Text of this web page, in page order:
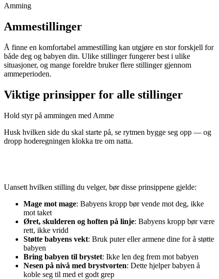
Amming
Ammestillinger
Å finne en komfortabel ammestilling kan utgjøre en stor forskjell for
både deg og babyen din. Ulike stillinger fungerer best i ulike
situasjoner, og mange foreldre bruker flere stillinger gjennom
ammeperioden.
Viktige prinsipper for alle stillinger
Hold styr på ammingen med Amme
Husk hvilken side du skal starte på, se rytmen bygge seg opp — og
dropp hoderegningen klokka tre om natta.
Uansett hvilken stilling du velger, bør disse prinsippene gjelde:
Mage mot mage: Babyens kropp bør vende mot deg, ikke
mot taket
Øret, skulderen og hoften på linje: Babyens kropp bør være
rett, ikke vridd
Støtte babyens vekt: Bruk puter eller armene dine for å støtte
babyen
Bring babyen til brystet: Ikke len deg frem mot babyen
Nesen på nivå med brystvorten: Dette hjelper babyen å
koble seg til med et godt grep